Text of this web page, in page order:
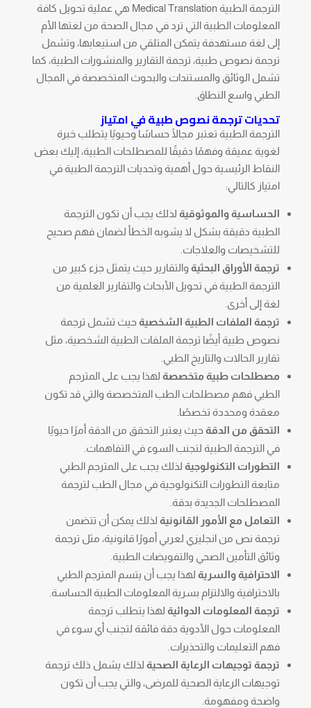
الترجمة الطبية Medical Translation هي عملية تحويل كافة
المعلومات الطبية التي ترد في مجال الصحة من لغتها الأم
إلى لغة مستهدفة يتمكن المتلقي من استيعابها، وتشمل
ترجمة نصوص طبية، ترجمة التقارير والمنشورات الطبية، كما
تشمل الوثائق والمستندات والبحوث المتخصصة في المجال
الطبي واسع النطاق.
تحديات ترجمة نصوص طبية في امتياز
الترجمة الطبية تعتبر مجالًا حساسًا وحيويًا يتطلب خبرة
لغوية عميقة وفهمًا دقيقًا للمصطلحات الطبية، إليك بعض
النقاط الرئيسية حول أهمية وتحديات الترجمة الطبية في
امتياز كالتالي:
الحساسية والموثوقية لذلك يجب أن تكون الترجمة
الطبية دقيقة بشكل لا يشوبه الخطأ لضمان فهم صحيح
للتشخيصات والعلاجات.
ترجمة الأوراق البحثية والتقارير حيث يتمثل جزء كبير من
الترجمة الطبية في تحويل الأبحاث والتقارير العلمية من
لغة إلى أخرى.
ترجمة الملفات الطبية الشخصية حيث تشمل ترجمة
نصوص طبية أيضًا ترجمة الملفات الطبية الشخصية، مثل
تقارير الحالات والتاريخ الطبي.
مصطلحات طبية متخصصة لهذا يجب على المترجم
الطبي فهم مصطلحات الطب المتخصصة والتي قد تكون
معقدة ومحددة تخصصًا.
التحقق من الدقة حيث يعتبر التحقق من الدقة أمرًا حيويًا
في الترجمة الطبية لتجنب السوء في التفاهمات.
التطورات التكنولوجية لذلك يجب على المترجم الطبي
متابعة التطورات التكنولوجية في مجال الطب لترجمة
المصطلحات الجديدة بدقة.
التعامل مع الأمور القانونية لذلك يمكن أن تتضمن
ترجمة نص من انجليزي لعربي أمورًا قانونية، مثل ترجمة
وثائق التأمين الصحي والتفويضات الطبية.
الاحترافية والسرية لهذا يجب أن يتسم المترجم الطبي
بالاحترافية والالتزام بسرية المعلومات الطبية الحساسة.
ترجمة المعلومات الدوائية لهذا يتطلب ترجمة
المعلومات حول الأدوية دقة فائقة لتجنب أي سوء في
فهم التعليمات والتحذيرات.
ترجمة توجيهات الرعاية الصحية لذلك يشمل ذلك ترجمة
توجيهات الرعاية الصحية للمرضى، والتي يجب أن تكون
واضحة ومفهومة.